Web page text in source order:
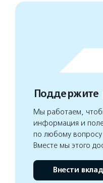
Поддержите
Мы работаем,
информация и
по любому вопросу
Вместе мы этого
Внести вклад